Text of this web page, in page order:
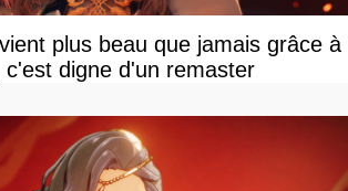
plus beau que jamais grâce à
digne d'un remaster